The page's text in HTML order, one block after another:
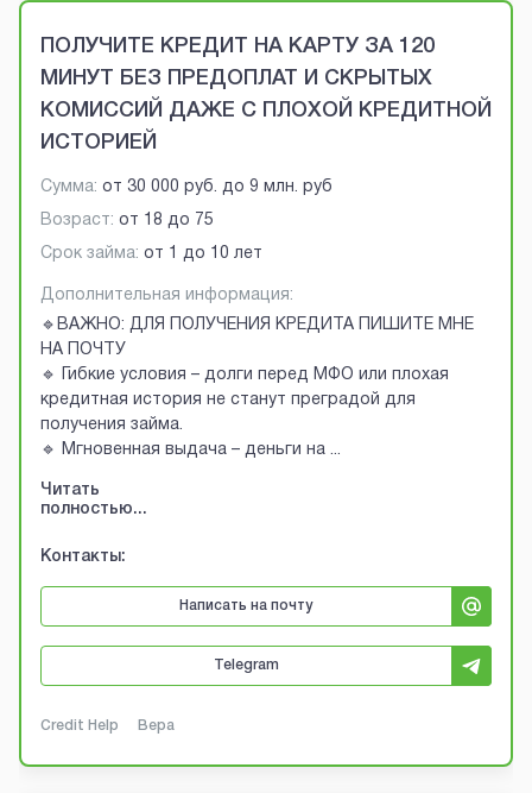
Brobaza - VIP-объявления
ПОЛУЧИТЕ КРЕДИТ НА КАРТУ ЗА 120
МИНУТ БЕЗ ПРЕДОПЛАТ И СКРЫТЫХ
КОМИССИЙ ДАЖЕ С ПЛОХОЙ КРЕДИТНОЙ
ИСТОРИЕЙ
Сумма: от 30 000 руб. до 9 млн. руб
Возраст: от 18 до 75
Срок займа: от 1 до 10 лет
Дополнительная информация:
🔹ВАЖНО: ДЛЯ ПОЛУЧЕНИЯ КРЕДИТА ПИШИТЕ МНЕ
НА ПОЧТУ
🔹 Гибкие условия – долги перед МФО или плохая
кредитная история не станут преградой для
получения займа.
🔹 Мгновенная выдача – деньги на ...
Читать
полностью...
Контакты:
Написать на почту
Telegram
Credit Help Вера